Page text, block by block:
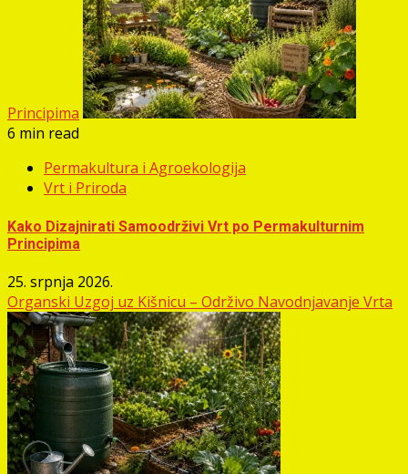
Principima
6 min read
Permakultura i Agroekologija
Vrt i Priroda
Kako Dizajnirati Samoodrživi Vrt po Permakulturnim
Principima
25. srpnja 2026.
Organski Uzgoj uz Kišnicu – Održivo Navodnjavanje Vrta